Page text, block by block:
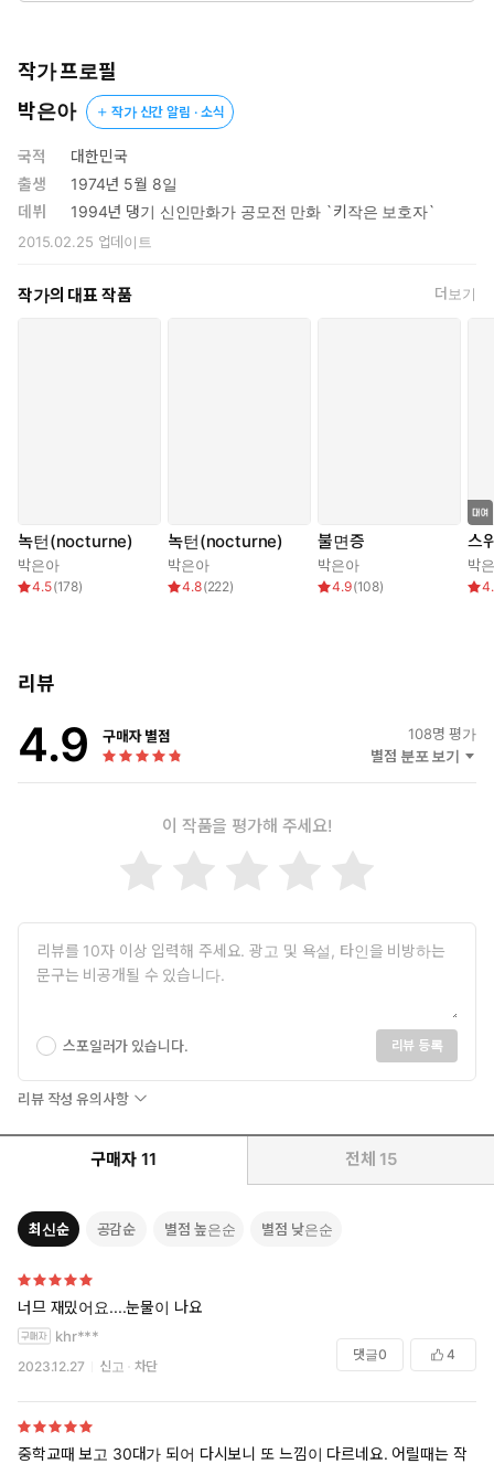
작가 프로필
박은아
작가 신간 알림 · 소식
국적
대한민국
출생
1974년 5월 8일
데뷔
1994년 댕기 신인만화가 공모전 만화 `키작은 보호자`
2015.02.25 업데이트
작가의 대표 작품 더보기
녹턴(nocturne)
박은아
4.5(178)
녹턴(nocturne)
박은아
4.8(222)
불면증
박은아
4.9(108)
스
박
리뷰
4.9 구매자 별점 108명 평가
별점 분포 보기
이 작품을 평가해 주세요!
스포일러가 있습니다. 리뷰 등록
리뷰 작성 유의사항
구매자 11 전체 15
최신순 공감순 별점 높은순 별점 낮은순
너므 재밌어요....눈물이 나요
khr***
2023.12.27 신고 차단
댓글0 4
중학교때 보고 30대가 되어 다시보니 또 느낌이 다르네요. 어릴때는 작